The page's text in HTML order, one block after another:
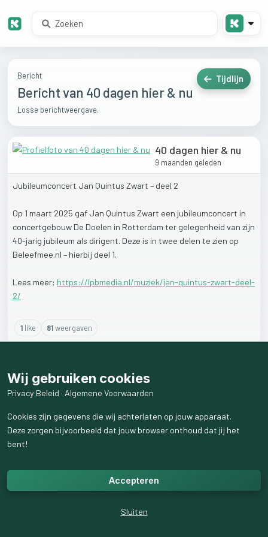
Bericht
Bericht van 40 dagen hier & nu
Losse berichtweergave.
Tijdlijn
40 dagen hier & nu
9 maanden geleden
Jubileumconcert Jan Quintus Zwart – deel 2
Op 1 maart 2025 gaf Jan Quintus Zwart een jubileumconcert in
concertgebouw De Doelen in Rotterdam ter gelegenheid van zijn
40-jarig jubileum als dirigent. Deze is in twee delen te zien op
Beleefmee.nl – hierbij deel 1.
Lees meer: https://lpbmedia.nl/muziek/jan-quintus-zwart-deel-
2/
1like 81weergaven
Wij gebruiken cookies
Privacy Beleid · Algemene Voorwaarden
Cookies zijn gegevens die wij achterlaten op jouw apparaat.
Deze zorgen bijvoorbeeld dat jouw browser onthoud dat jij het
bent!
Accepteren
Sluiten